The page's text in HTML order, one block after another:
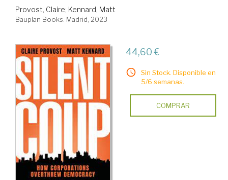
Provost, Claire; Kennard, Matt
Bauplan Books. Madrid, 2023
44,60 €
Sin Stock. Disponible en
5/6 semanas.
COMPRAR